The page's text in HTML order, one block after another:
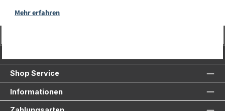
Mehr erfahren
Shop Service
Informationen